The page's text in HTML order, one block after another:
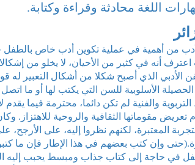
اللغة محادثة وقراءة وكتابة.
من أهمية في عملية تكوين أدب خاص بالطفل
أنه في كثير من الأحيان، لا يخلو من
الأدبي الذي أصبح شكلا من أشكال التعبير له
الأسلوبية للسن التي يكتب لها أو ما
والفنية لم تكن دائما، محترمة فيما يقدم
تعريض مقوماتها الثقافية والروحية للاهتزاز.
المعتبرة، لكنهم نظروا إليه، على الأرجح،
وإن كتب بعضهم في هذا الإطار فإن ما
في حاجة إلى كتاب جذاب ومبسط يحبب إليه